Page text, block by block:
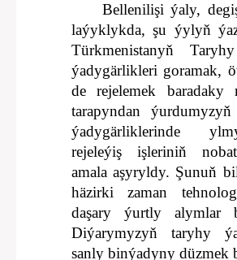
Bellenilişi ýaly,
laýyklykda, şu ýylyň
Türkmenistanyň
ýadygärlikleri goramak,
de rejelemek
tarapyndan ýurdumyzyň
ýadygärliklerinde
rejeleýiş işleriniň
amala aşyryldy. Şunuň
häzirki zaman
daşary ýurtly alymlar
Diýarymyzyň taryhy
sanly binýadyny düzmek